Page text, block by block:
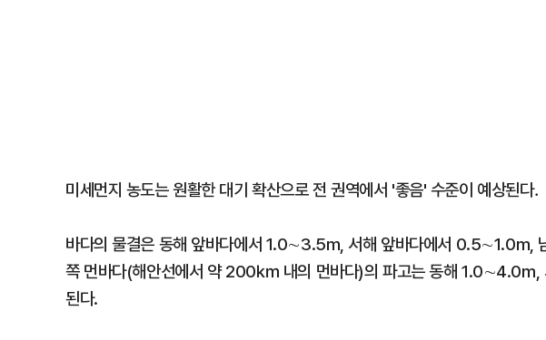
미세먼지 농도는 원활한 대기 확산으로 전 권역에서 '좋음' 수준이 예상된다．
바다의 물결은 동해 앞바다에서 1.0∼3.5m, 서해 앞바다에서 0.5∼1.0m,
쪽 먼바다(해안선에서 약 200㎞ 내의 먼바다)의 파고는 동해
된다.